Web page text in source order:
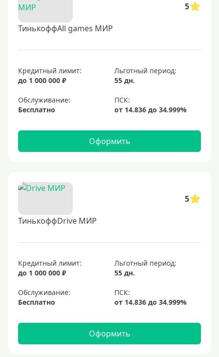
5
ТинькоффAll games МИР
Кредитный лимит:
до 1 000 000 ₽
Льготный период:
55 дн.
Обслуживание:
Бесплатно
Оформить
5
ТинькоффDrive МИР
Кредитный лимит:
до 1 000 000 ₽
Льготный период:
55 дн.
Обслуживание:
Бесплатно
Оформить